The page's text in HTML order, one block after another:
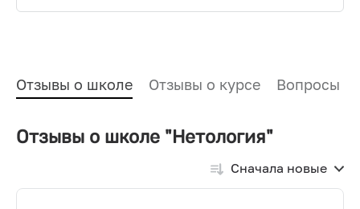
Отзывы о школе Отзывы о курсе Вопросы и
Отзывы о школе "Нетология"
Сначала новые